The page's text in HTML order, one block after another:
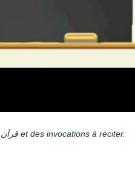
n قرآن et des invocations à réciter.